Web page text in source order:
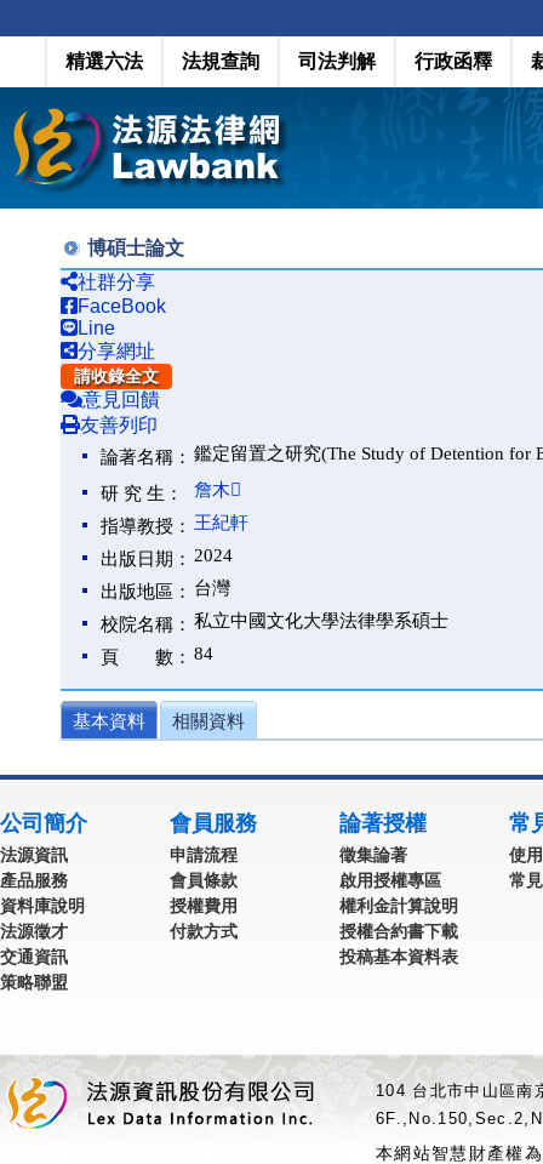
精選六法 法規查詢 司法判解 行政函釋
博碩士論文
社群分享
FaceBook
Line
分享網址
請收錄全文
意見回饋
友善列印
論著名稱： 鑑定留置之研究(The Study of Detention for
研 究 生：
詹木
指導教授： 王紀軒
出版日期： 2024
出版地區： 台灣
校院名稱： 私立中國文化大學法律學系碩士
頁 數： 84
基本資料 相關資料
公司簡介
法源資訊
產品服務
資料庫說明
法源徵才
交通資訊
策略聯盟
會員服務
申請流程
會員條款
授權費用
付款方式
論著授權
徵集論著
啟用授權專區
權利金計算說明
授權合約書下載
投稿基本資料表
常
使
常
104 台北市中山區
本網站智慧財產權